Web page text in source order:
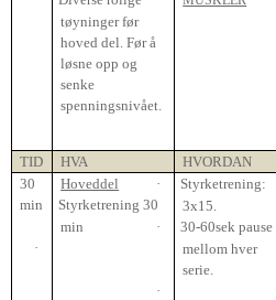
tøyninger før
hoved del. Før å
løsne opp og
senke
spenningsnivået.
TID HVA HVORDAN
30
min
Hoveddel
·
Styrketrening 30
min
·
·
Styrketrening:
3x15.
·
30-60sek pause
mellom hver
serie.
·